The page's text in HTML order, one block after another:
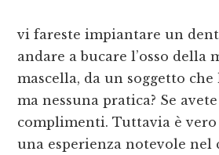
vi fareste impiantare un
andare a bucare l’osso della
mascella, da un soggetto
ma nessuna pratica? Se
complimenti. Tuttavia è
una esperienza notevole nel